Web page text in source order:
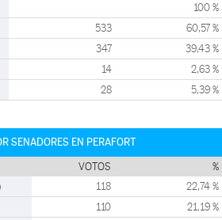
100 %
533 60,57 %
347 39,43 %
14 2,63 %
28 5,39 %
SENADORES EN PERAFORT
VOTOS %
118 22,74 %
110 21,19 %